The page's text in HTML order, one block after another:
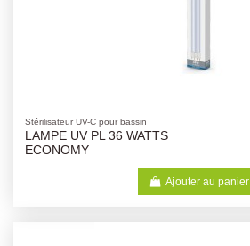
Stérilisateur UV-C pour bassin
LAMPE UV PL 36 WATTS
ECONOMY
Ajouter au panier